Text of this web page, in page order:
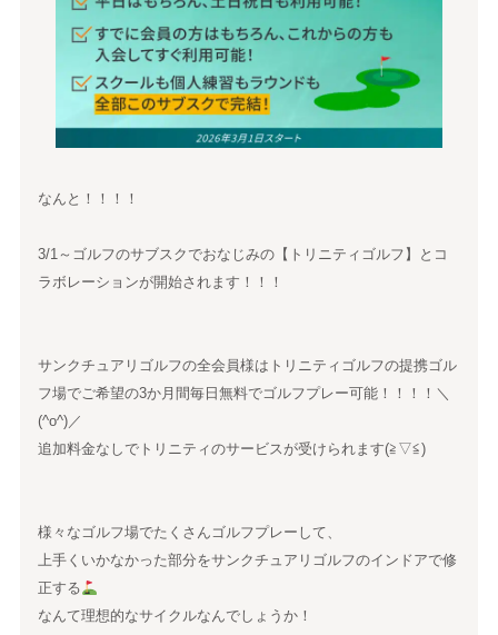
なんと！！！！
3/1～ゴルフのサブスクでおなじみの【トリニティゴルフ】とコ
ラボレーションが開始されます！！！
サンクチュアリゴルフの全会員様はトリニティゴルフの提携ゴル
フ場でご希望の3か月間毎日無料でゴルフプレー可能！！！！＼
(^o^)／
追加料金なしでトリニティのサービスが受けられます(≧▽≦)
様々なゴルフ場でたくさんゴルフプレーして、
上手くいかなかった部分をサンクチュアリゴルフのインドアで修
正する
なんて理想的なサイクルなんでしょうか！